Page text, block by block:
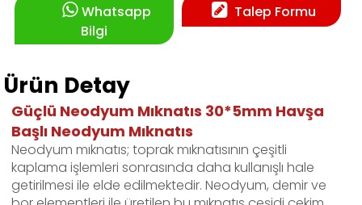
Talep Formu
Whatsapp
Bilgi
Ürün Detay
Güçlü Neodyum Mıknatıs 30*5mm Havşa
Başlı Neodyum Mıknatıs
Neodyum mıknatıs; toprak mıknatısının çeşitli
kaplama işlemleri sonrasında daha kullanışlı hale
getirilmesi ile elde edilmektedir. Neodyum, demir ve